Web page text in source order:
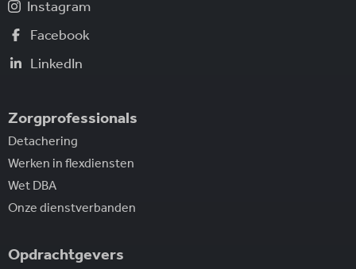
Instagram
Facebook
LinkedIn
Zorgprofessionals
Detachering
Werken in flexdiensten
Wet DBA
Onze dienstverbanden
Opdrachtgevers